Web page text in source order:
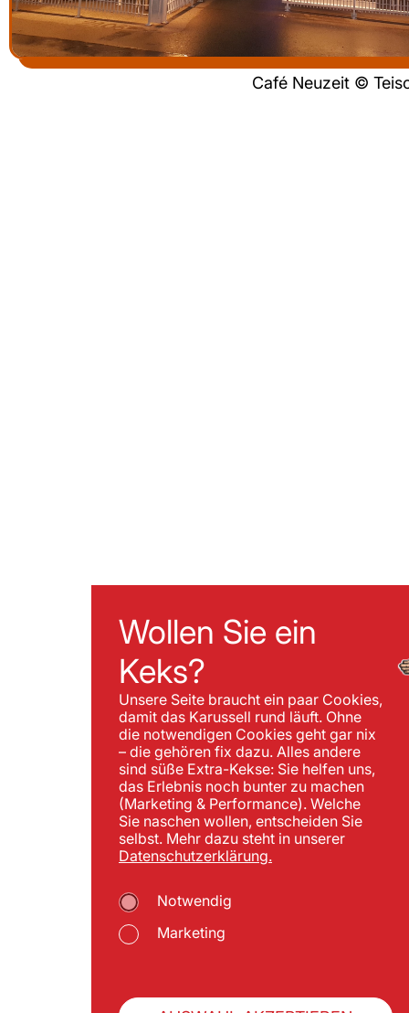
Wollen Sie ein
Keks?
Unsere Seite braucht ein paar Cookies,
damit das Karussell rund läuft. Ohne
die notwendigen Cookies geht gar nix
– die gehören fix dazu. Alles andere
sind süße Extra-Kekse: Sie helfen uns,
das Erlebnis noch bunter zu machen
(Marketing & Performance). Welche
Sie naschen wollen, entscheiden Sie
selbst. Mehr dazu steht in unserer
Datenschutzerklärung.
Notwendig
Marketing
Café Neuzeit ©